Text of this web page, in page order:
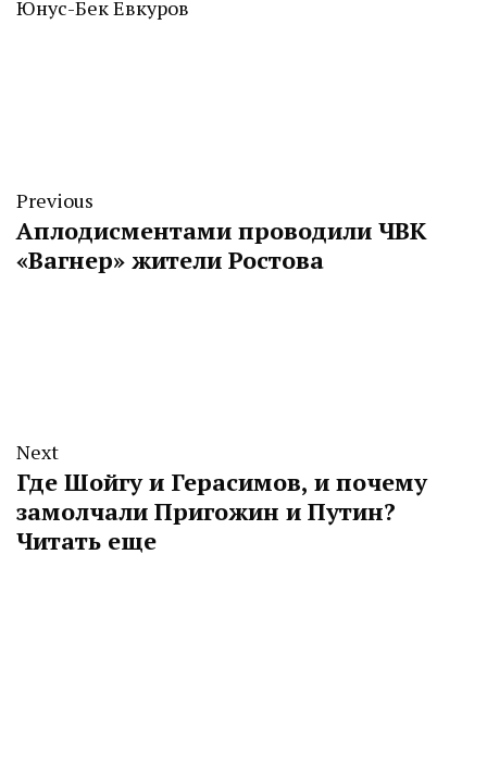
Юнус-Бек Евкуров
Previous
Аплодисментами проводили ЧВК
«Вагнер» жители Ростова
Next
Где Шойгу и Герасимов, и почему
замолчали Пригожин и Путин?
Читать еще